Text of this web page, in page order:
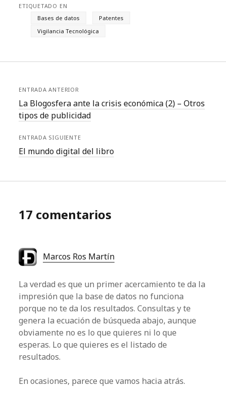
ETIQUETADO EN
Bases de datos
Patentes
Vigilancia Tecnológica
ENTRADA ANTERIOR
La Blogosfera ante la crisis económica (2) – Otros
tipos de publicidad
ENTRADA SIGUIENTE
El mundo digital del libro
17 comentarios
Marcos Ros Martín
La verdad es que un primer acercamiento te da la
impresión que la base de datos no funciona
porque no te da los resultados. Consultas y te
genera la ecuación de búsqueda abajo, aunque
obviamente no es lo que quieres ni lo que
esperas. Lo que quieres es el listado de
resultados.
En ocasiones, parece que vamos hacia atrás.